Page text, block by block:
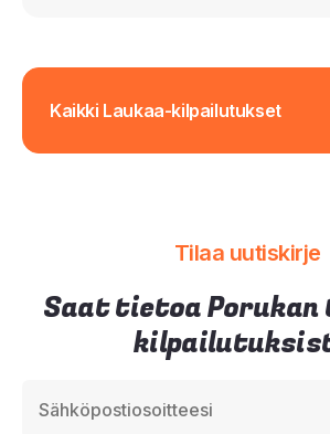
Kaikki Laukaa-kilpailutukset
Tilaa uutiskirje
Saat tietoa